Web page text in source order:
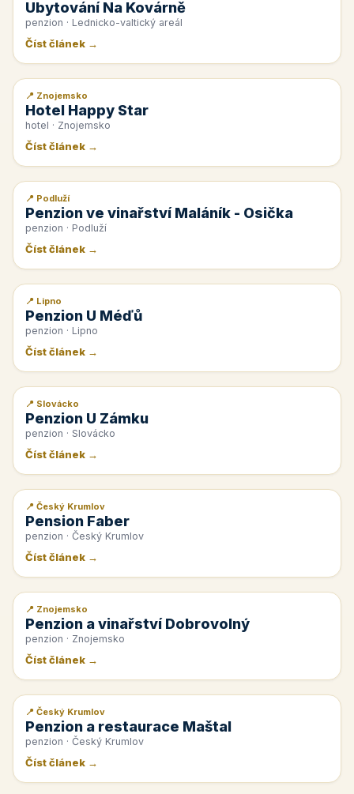
Ubytování Na Kovárně
penzion · Lednicko-valtický areál
Číst článek →
📰 PR článek
📍 Znojemsko
Hotel Happy Star
hotel · Znojemsko
Číst článek →
📰 PR článek
📍 Podluží
Penzion ve vinařství Maláník - Osička
penzion · Podluží
Číst článek →
📰 PR článek
📍 Lipno
Penzion U Méďů
penzion · Lipno
Číst článek →
📰 PR článek
📍 Slovácko
Penzion U Zámku
penzion · Slovácko
Číst článek →
📰 PR článek
📍 Český Krumlov
Pension Faber
penzion · Český Krumlov
Číst článek →
📰 PR článek
📍 Znojemsko
Penzion a vinařství Dobrovolný
penzion · Znojemsko
Číst článek →
📰 PR článek
📍 Český Krumlov
Penzion a restaurace Maštal
penzion · Český Krumlov
Číst článek →